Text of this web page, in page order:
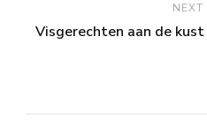
NEXT
Visgerechten aan de kust